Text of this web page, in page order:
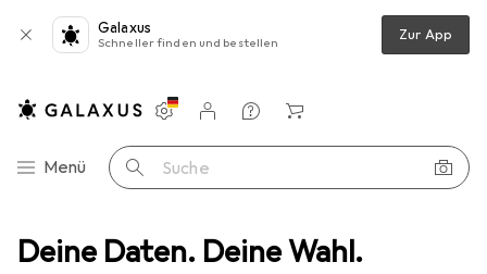
Deine Daten. Deine Wahl.
Galaxus
Schneller finden und bestellen Zur App
Navigation nach Kategorien
Menü Suche
Einstellungen
Kundenkonto
Vergleichslisten
Merklisten
Warenkorb
Smartphone Schutzfolie Dipos Displayschutzfolie Antireflex